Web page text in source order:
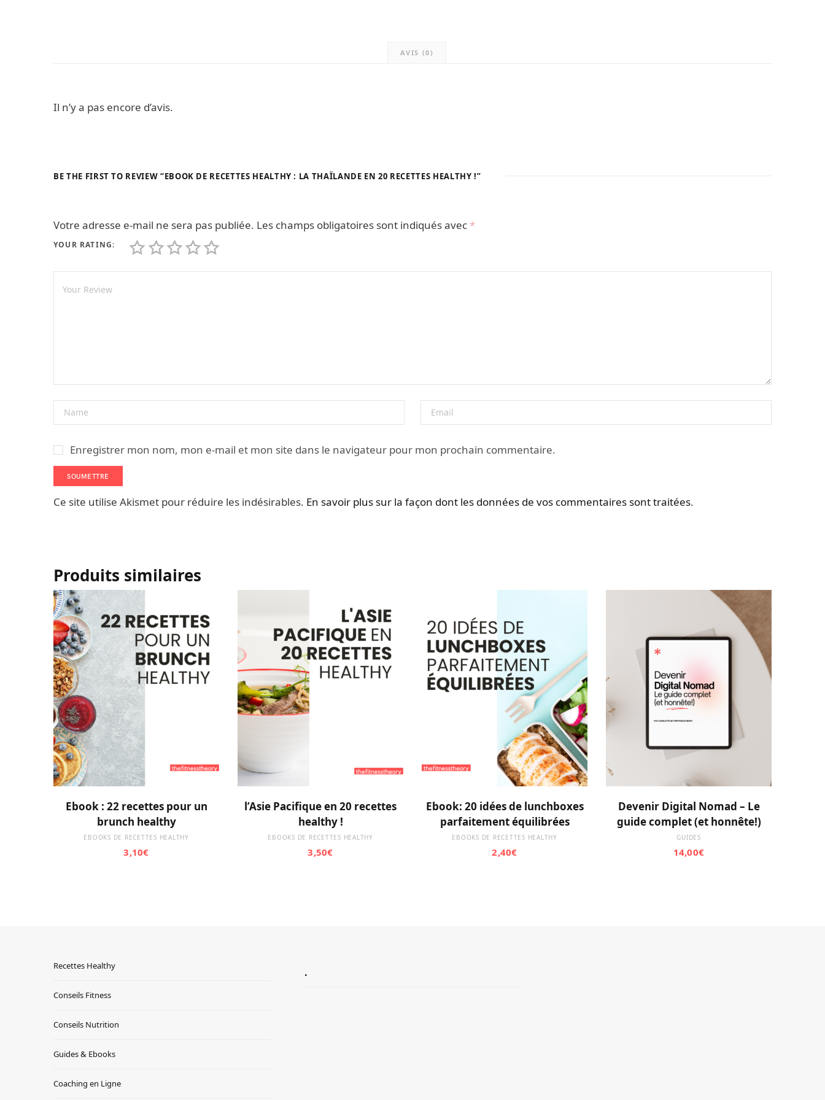
AVIS (0)
Il n’y a pas encore d’avis.
BE THE FIRST TO REVIEW “EBOOK DE RECETTES HEALTHY : LA THAÏLANDE EN 20 RECETTES HEALTHY !”
Votre adresse e-mail ne sera pas publiée. Les champs obligatoires sont indiqués avec *
YOUR RATING:
Enregistrer mon nom, mon e-mail et mon site dans le navigateur pour mon prochain commentaire.
Ce site utilise Akismet pour réduire les indésirables. En savoir plus sur la façon dont les données de vos commentaires sont traitées.
Produits similaires
Ebook : 22 recettes pour un
brunch healthy
EBOOKS DE RECETTES HEALTHY
3,10€
l’Asie Pacifique en 20 recettes
healthy !
EBOOKS DE RECETTES HEALTHY
3,50€
Ebook: 20 idées de lunchboxes
parfaitement équilibrées
EBOOKS DE RECETTES HEALTHY
2,40€
Devenir Digital Nomad – Le
guide complet (et honnête!)
GUIDES
14,00€
Recettes Healthy
Conseils Fitness
Conseils Nutrition
Guides & Ebooks
Coaching en Ligne
.